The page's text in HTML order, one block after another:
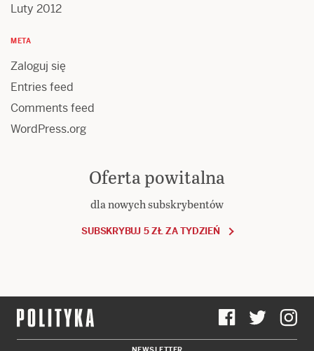
Luty 2012
META
Zaloguj się
Entries feed
Comments feed
WordPress.org
Oferta powitalna
dla nowych subskrybentów
SUBSKRYBUJ 5 ZŁ ZA TYDZIEŃ